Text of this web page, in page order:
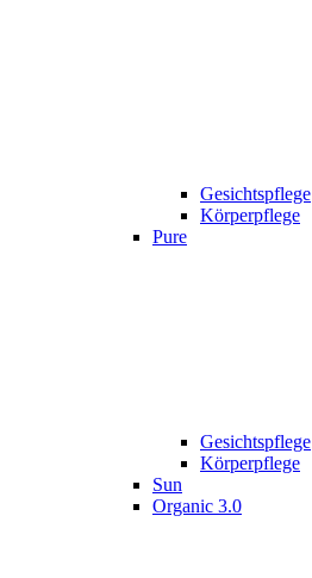
Gesichtspflege
Körperpflege
Pure
Gesichtspflege
Körperpflege
Sun
Organic 3.0